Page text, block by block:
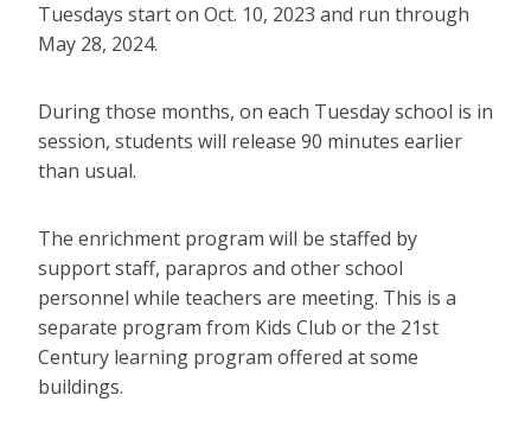
Tuesdays start on Oct. 10, 2023 and run through
May 28, 2024.
During those months, on each Tuesday school is in
session, students will release 90 minutes earlier
than usual.
The enrichment program will be staffed by
support staff, parapros and other school
personnel while teachers are meeting. This is a
separate program from Kids Club or the 21st
Century learning program offered at some
buildings.